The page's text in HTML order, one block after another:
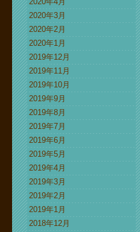
2020年3月
2020年2月
2020年1月
2019年12月
2019年11月
2019年10月
2019年9月
2019年8月
2019年7月
2019年6月
2019年5月
2019年4月
2019年3月
2019年2月
2019年1月
2018年12月